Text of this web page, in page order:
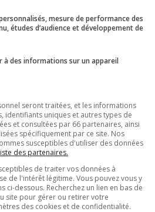
qu’ils sont nombreux, à
de la santé.
00:00
mesure de performance des
études d’audience et développement de
à des informations sur un appareil
seront traitées, et les informations
identifiants uniques et autres types de
et consultées par 66 partenaires, ainsi
spécifiquement par ce site. Nos
susceptibles d'utiliser des données
des partenaires.
de traiter vos données à
de l'intérêt légitime. Vous pouvez vous y
ci-dessous. Recherchez un lien en bas de
site pour gérer ou retirer votre
des cookies et de confidentialité.